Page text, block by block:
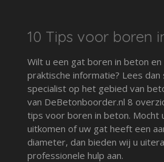
10 Tips voor boren
Wilt u een gat boren in beton
praktische informatie? Lees dan
specialist op het gebied van
van DeBetonboorder.nl 8
tips voor boren in beton. Mocht
uitkomen of uw gat heeft een
diameter, dan bieden wij u
professionele hulp aan.